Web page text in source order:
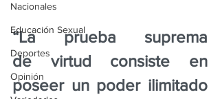
Nacionales
Educación Sexual
Deportes
Opinión
“La prueba suprema
de virtud consiste en
poseer un poder ilimitado